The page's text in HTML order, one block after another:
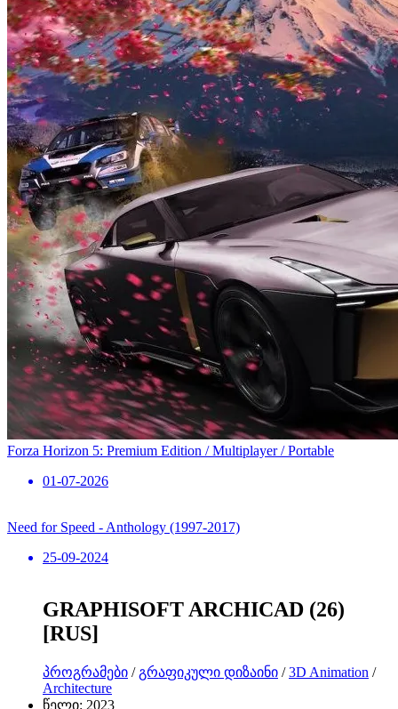
Forza Horizon 5: Premium Edition / Multiplayer / Portable
01-07-2026
Need for Speed ​​- Anthology (1997-2017)
25-09-2024
GRAPHISOFT ARCHICAD (26)
[RUS]
პროგრამები /გრაფიკული დიზაინი /3D Animation /
Architecture
წელი: 2023